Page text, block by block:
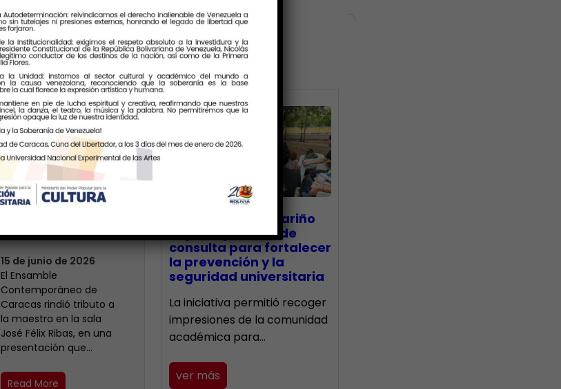
Modesta: un
centenario que
memoria histórica
15 de junio de 2026
El Ensamble
Contemporáneo de
Caracas rindió tributo a
la maestra en la sala
José Félix Ribas, en una
presentación que…
Read More
Últimas Noticias
CECA Santiago Mariño
impulsó jornada de
consulta para fortalecer
la prevención y la
seguridad universitaria
La iniciativa permitió recoger
impresiones de la comunidad
académica para…
ver más